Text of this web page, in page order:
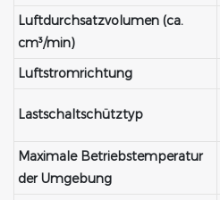
Luftdurchsatzvolumen (ca.
cm³/min)
Luftstromrichtung
Lastschaltschütztyp
Maximale Betriebstemperatur
der Umgebung